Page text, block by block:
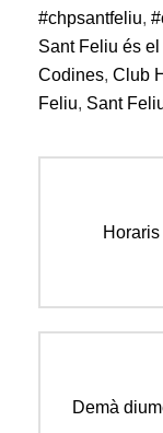
#chpsantfeliu,
Sant Feliu és el
Codines, Club
Feliu, Sant
Next
Demà